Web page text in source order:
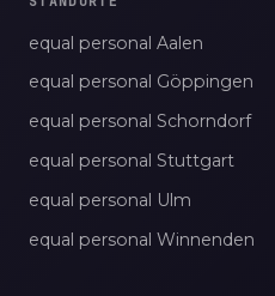
equal personal Aalen
equal personal Göppingen
equal personal Schorndorf
equal personal Stuttgart
equal personal Ulm
equal personal Winnenden